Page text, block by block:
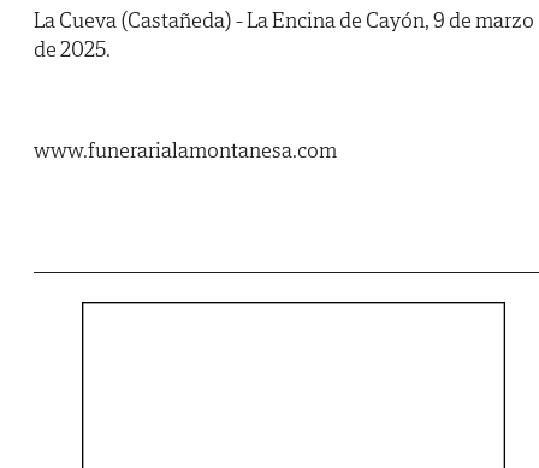
La Cueva (Castañeda) - La Encina de Cayón, 9 de marzo
de 2025.
www.funerarialamontanesa.com